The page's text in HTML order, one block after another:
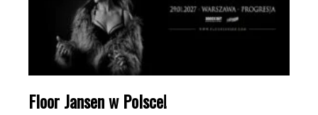
Floor Jansen w Polsce!